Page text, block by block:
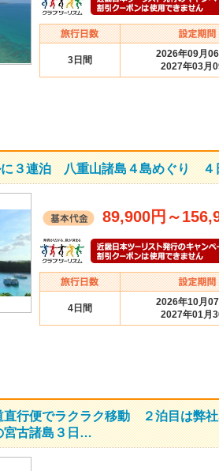
3日間
2026年09月
2027年03月
に３連泊 八重山諸島４島めぐり ４
89,900円 ～
4日間
2026年10月
2027年01月
行便でラクラク移動 ２泊目は弊
古諸島３日…